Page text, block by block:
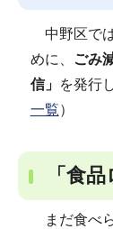
中野区で
めに、
ごみ
信」 を発行
一覧）
「食
まだ食べ